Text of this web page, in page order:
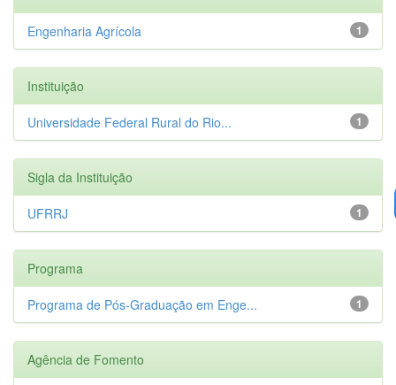
1
Engenharia Agrícola
Instituição
1
Universidade Federal Rural do Rio...
Sigla da Instituição
1
UFRRJ
Programa
1
Programa de Pós-Graduação em Enge...
Agência de Fomento